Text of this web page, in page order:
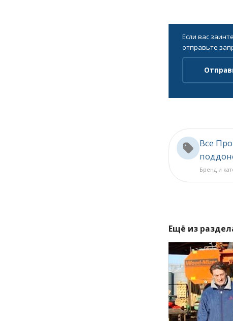
Если вас
отправьте
Все
Бренд и
Ещё из